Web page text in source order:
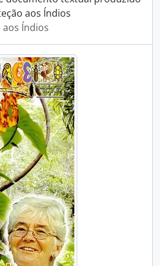
aos Índios
Índios